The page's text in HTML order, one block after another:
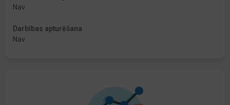
Nav
Darbības apturēšana
Nav